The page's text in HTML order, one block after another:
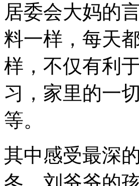
居委会大妈的
料一样，每天
样，不仅有利
习，家里的一
等。
其中感受最深